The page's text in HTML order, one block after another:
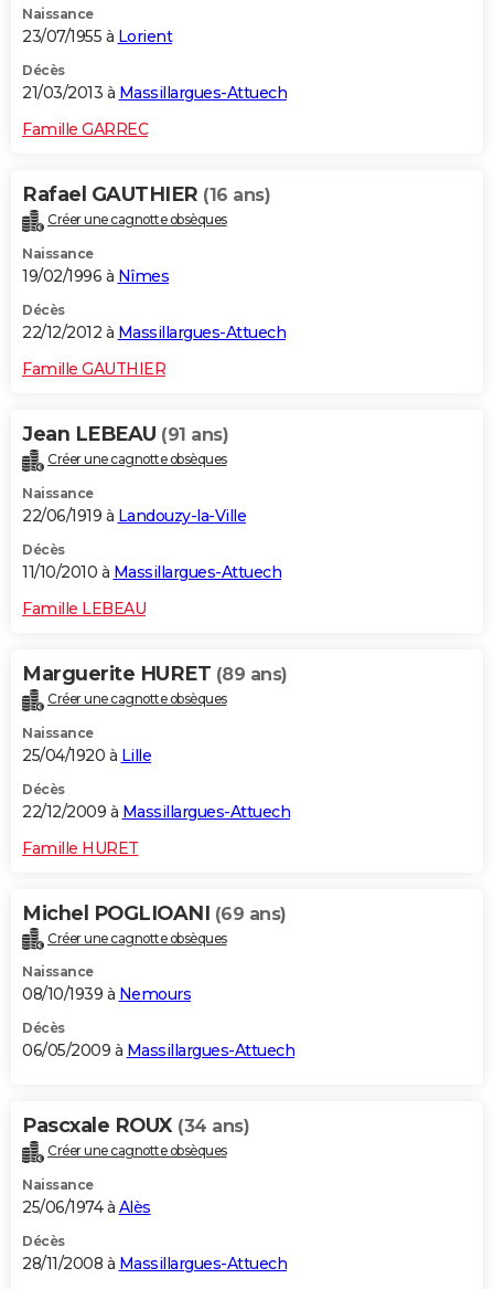
Naissance
23/07/1955 à Lorient
Décès
21/03/2013 à Massillargues-Attuech
Famille GARREC
Rafael GAUTHIER (16 ans)
Créer une cagnotte obsèques
Naissance
19/02/1996 à Nîmes
Décès
22/12/2012 à Massillargues-Attuech
Famille GAUTHIER
Jean LEBEAU (91 ans)
Créer une cagnotte obsèques
Naissance
22/06/1919 à Landouzy-la-Ville
Décès
11/10/2010 à Massillargues-Attuech
Famille LEBEAU
Marguerite HURET (89 ans)
Créer une cagnotte obsèques
Naissance
25/04/1920 à Lille
Décès
22/12/2009 à Massillargues-Attuech
Famille HURET
Michel POGLIOANI (69 ans)
Créer une cagnotte obsèques
Naissance
08/10/1939 à Nemours
Décès
06/05/2009 à Massillargues-Attuech
Pascxale ROUX (34 ans)
Créer une cagnotte obsèques
Naissance
25/06/1974 à Alès
Décès
28/11/2008 à Massillargues-Attuech